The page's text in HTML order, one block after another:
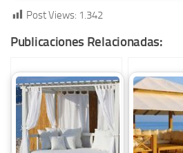
Post Views: 1.342
Publicaciones Relacionadas: